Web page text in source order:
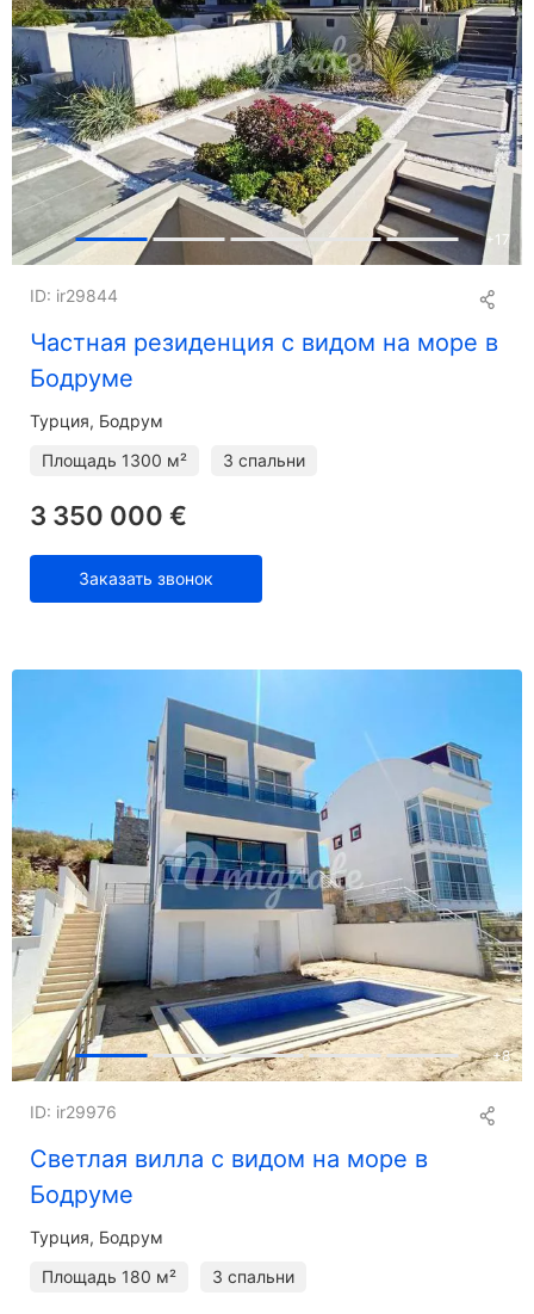
+17
Частная резиденция с видом на море в
Бодруме
ID: ir29844
Турция, Бодрум
Площадь 1300 м² 3 спальни
3 350 000 €
Заказать звонок
+8
Светлая вилла с видом на море в
Бодруме
ID: ir29976
Турция, Бодрум
Площадь 180 м² 3 спальни